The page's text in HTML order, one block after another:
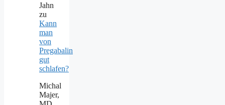
Jahn
zu
Kann
man
von
Pregabalin
gut
schlafen?
Michal
Majer,